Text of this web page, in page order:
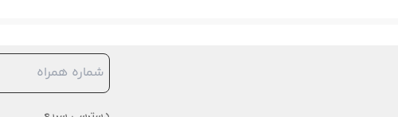
کمک می‌کنند تا از بوی ناخوشایند محیط خود خلاص شوید، بلکه به خلق فضایی
و می‌توانند به کاهش استرس، بهبود تمرکز و ارتقاء روحیه کمک کنند.
راهنمای
باقی بماند و همچنین حساسیت‌های آلرژیک توجه داشته باشید. اگر حساسیت